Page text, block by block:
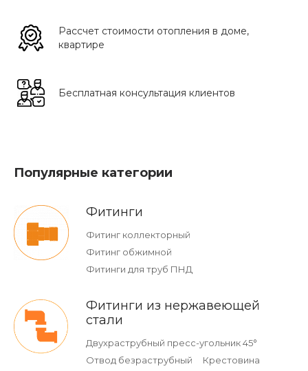
Рассчет стоимости отопления в доме,
квартире
Бесплатная консультация клиентов
Популярные категории
Фитинги
Фитинг коллекторный
Фитинг обжимной
Фитинги для труб ПНД
Фитинги из нержавеющей
стали
Двухраструбный пресс-угольник 45°
Отвод безраструбный
Крестовина